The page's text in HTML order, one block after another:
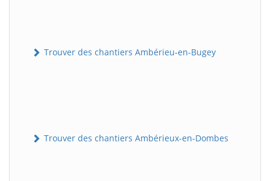
Trouver des chantiers Ambérieu-en-Bugey
Trouver des chantiers Ambérieux-en-Dombes